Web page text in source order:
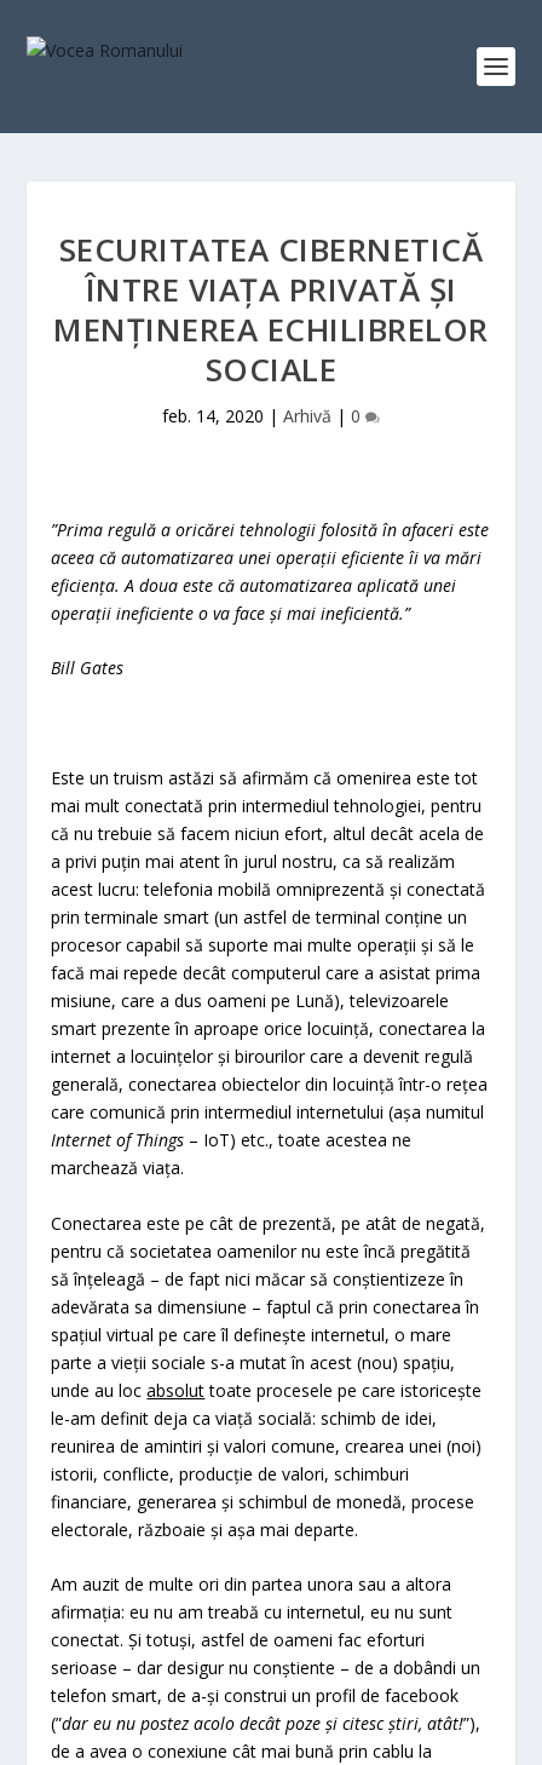
SECURITATEA CIBERNETICĂ
ÎNTRE VIAȚA PRIVATĂ ȘI
MENȚINEREA ECHILIBRELOR
SOCIALE
feb. 14, 2020 | Arhivă | 0
”Prima regulă a oricărei tehnologii folosită în afaceri este
aceea că automatizarea unei operații eficiente îi va mări
eficiența. A doua este că automatizarea aplicată unei
operații ineficiente o va face și mai ineficientă.”
Bill Gates
Este un truism astăzi să afirmăm că omenirea este tot
mai mult conectată prin intermediul tehnologiei, pentru
că nu trebuie să facem niciun efort, altul decât acela de
a privi puțin mai atent în jurul nostru, ca să realizăm
acest lucru: telefonia mobilă omniprezentă și conectată
prin terminale smart (un astfel de terminal conține un
procesor capabil să suporte mai multe operații și să le
facă mai repede decât computerul care a asistat prima
misiune, care a dus oameni pe Lună), televizoarele
smart prezente în aproape orice locuință, conectarea la
internet a locuințelor și birourilor care a devenit regulă
generală, conectarea obiectelor din locuință într-o rețea
care comunică prin intermediul internetului (așa numitul
Internet of Things – IoT) etc., toate acestea ne
marchează viața.
Conectarea este pe cât de prezentă, pe atât de negată,
pentru că societatea oamenilor nu este încă pregătită
să înțeleagă – de fapt nici măcar să conștientizeze în
adevărata sa dimensiune – faptul că prin conectarea în
spațiul virtual pe care îl definește internetul, o mare
parte a vieții sociale s-a mutat în acest (nou) spațiu,
unde au locabsoluttoate procesele pe care istoricește
le-am definit deja ca viață socială: schimb de idei,
reunirea de amintiri și valori comune, crearea unei (noi)
istorii, conflicte, producție de valori, schimburi
financiare, generarea și schimbul de monedă, procese
electorale, războaie și așa mai departe.
Am auzit de multe ori din partea unora sau a altora
afirmația: eu nu am treabă cu internetul, eu nu sunt
conectat. Și totuși, astfel de oameni fac eforturi
serioase – dar desigur nu conștiente – de a dobândi un
telefon smart, de a-și construi un profil de facebook
(”dar eu nu postez acolo decât poze și citesc știri, atât!”),
de a avea o conexiune cât mai bună prin cablu la